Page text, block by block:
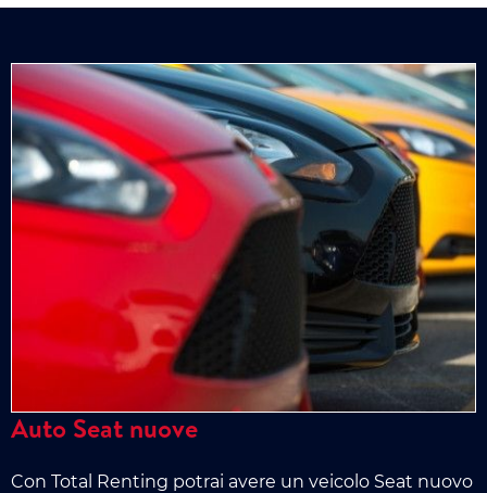
Auto Seat nuove
Con Total Renting potrai avere un veicolo Seat nuovo